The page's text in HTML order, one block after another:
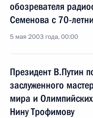
обозревателя
Семенова с 70-
5 мая 2003 года, 00:00
Президент В.Путин
заслуженного
мира и
Нину Трофимову